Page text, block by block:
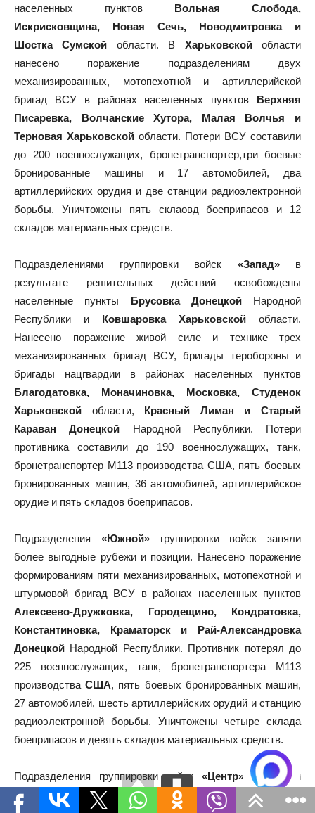
населенных пунктов Вольная Слобода,
Искрисковщина, Новая Сечь, Новодмитровка и
Шостка Сумской области. В Харьковскойобласти
нанесено поражение подразделениям двух
механизированных, мотопехотной и артиллерийской
бригад ВСУ в районах населенных пунктов Верхняя
Писаревка, Волчанские Хутора, Малая Волчья и
Терновая Харьковской области. Потери ВСУ составили
до 200 военнослужащих, бронетранспортер,три боевые
бронированные машины и 17 автомобилей, два
артиллерийских орудия и две станции радиоэлектронной
борьбы. Уничтожены пять склаовд боеприпасов и 12
складов материальных средств.
Подразделениями группировки войск «Запад»в
результате решительных действий освобождены
населенные пункты Брусовка ДонецкойНародной
Республики и Ковшаровка Харьковской области.
Нанесено поражение живой силе и технике трех
механизированных бригад ВСУ, бригады теробороны и
бригады нацгвардии в районах населенных пунктов
Благодатовка, Моначиновка, Московка, Студенок
Харьковской области, Красный Лиман и Старый
Караван Донецкой Народной Республики. Потери
противника составили до 190 военнослужащих, танк,
бронетранспортер М113 производства США, пять боевых
бронированных машин, 36 автомобилей, артиллерийское
орудие и пять складов боеприпасов.
Подразделения «Южной»группировки войск заняли
более выгодные рубежи и позиции. Нанесено поражение
формированиям пяти механизированных, мотопехотной и
штурмовой бригад ВСУ в районах населенных пунктов
Алексеево-Дружковка, Городещино, Кондратовка,
Константиновка, Краматорск и Рай-Александровка
Донецкой Народной Республики. Противник потерял до
225 военнослужащих, танк, бронетранспортера М113
производстваСША, пять боевых бронированных машин,
27 автомобилей, шесть артиллерийских орудий и станцию
радиоэлектронной борьбы. Уничтожены четыре склада
боеприпасов и девять складов материальных средств.
Подразделения группировки войск «Центр» улучшили
положение по переднему краю. Нанесено поражение